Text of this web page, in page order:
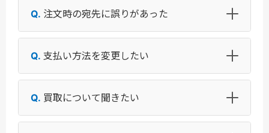
注文時の宛先に誤りがあった
支払い方法を変更したい
買取について聞きたい